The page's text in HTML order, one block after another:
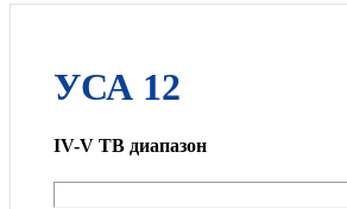
УСА 12
IV-V ТВ диапазон